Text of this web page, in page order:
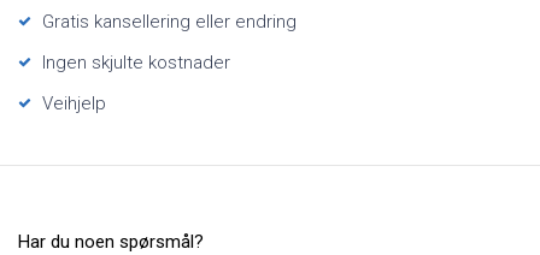
Gratis kansellering eller endring
Ingen skjulte kostnader
Veihjelp
Har du noen spørsmål?